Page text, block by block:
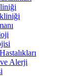
Alerji